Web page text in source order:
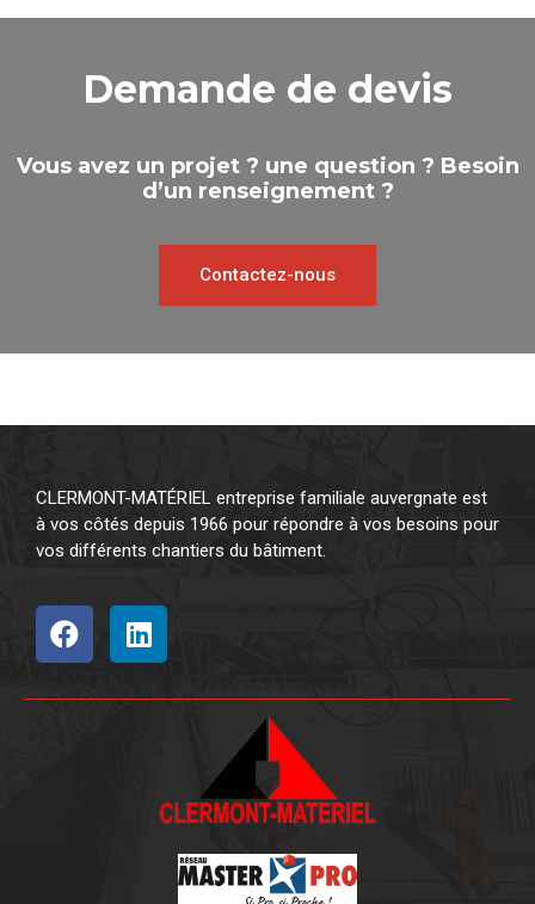
Demande de devis
Vous avez un projet ? une question ? Besoin
d’un renseignement ?
Contactez-nous
CLERMONT-MATÉRIEL entreprise familiale auvergnate est
à vos côtés depuis 1966 pour répondre à vos besoins pour
vos différents chantiers du bâtiment.